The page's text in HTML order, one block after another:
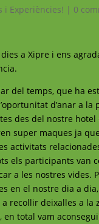
i Experiències! | 0
a Xipre i ens
del temps, que ha
d’anar a
des del nostre
super maques ja
activitats
els participants van
a les nostres vides.
en el nostre dia a
recollir deixalles a
total vam